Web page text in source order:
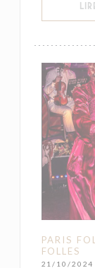
PARIS
FOLLES
21/10/2024